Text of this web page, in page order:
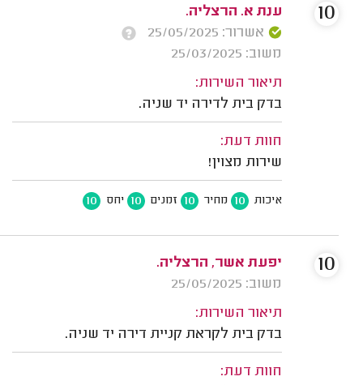
ענת א. הרצליה.
אשרור: 25/05/2025
משוב: 25/03/2025
תיאור השירות:
בדק בית לדירה יד שניה.
חוות דעת:
שירות מצוין!
איכות 10 מחיר 10 זמנים 10 יחס 10
10
יפעת אשר, הרצליה.
משוב: 25/05/2025
תיאור השירות:
בדק בית לקראת קניית דירה יד שניה.
חוות דעת:
10